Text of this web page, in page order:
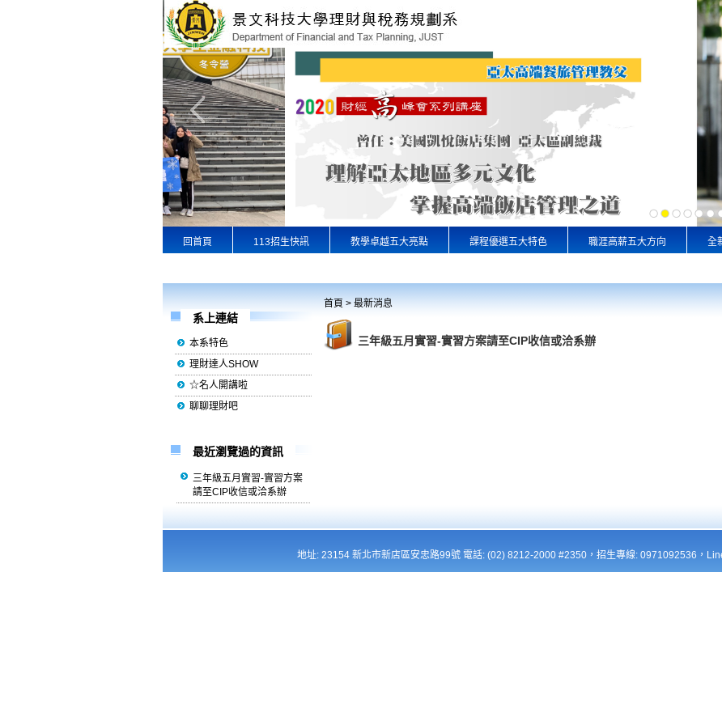
回首頁 113招生快訊 教學卓越五大亮點 課程優選五大特色 職涯高薪五大方向 全
系上連結
本系特色
理財達人SHOW
☆名人開講啦
聊聊理財吧
最近瀏覽過的資訊
三年級五月實習-實習方案
請至CIP收信或洽系辦
首頁 > 最新消息
三年級五月實習-實習方案請至CIP收信或洽系辦
地址: 23154 新北市新店區安忠路99號 電話: (02) 8212-2000 #2350，招生專線: 0971092536，